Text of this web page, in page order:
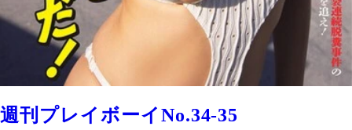
週刊プレイボーイNo.34-35